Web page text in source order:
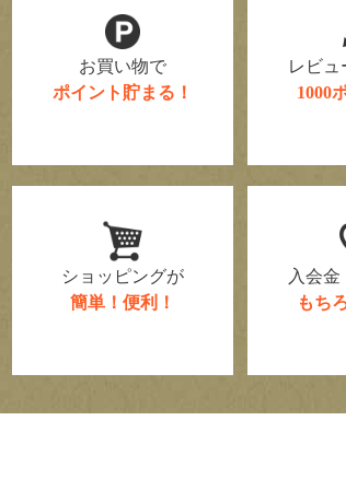
お買い物で
ポイント貯まる！
レビュ
1000
ショッピングが
簡単！便利！
入会
もち